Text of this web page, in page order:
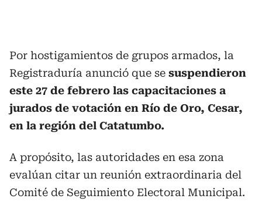
Por hostigamientos de grupos armados, la
Registraduría anunció que se suspendieron
este 27 de febrero las capacitaciones a
jurados de votación en Río de Oro, Cesar,
en la región del Catatumbo.
A propósito, las autoridades en esa zona
evalúan citar un reunión extraordinaria del
Comité de Seguimiento Electoral Municipal.